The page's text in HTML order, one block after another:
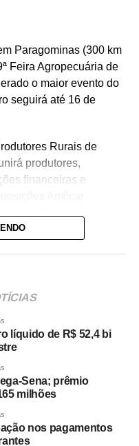
Paragominas (300 km
Feira Agropecuária de
o maior evento do
seguirá até 16 de
Rurais de
produtores,
financeiras e
e apresentação de
conectividade,
à piscicultura e à
nutrição, manejo
leilões e rodeio
e empresas
na região.
líquido de R$ 52,4 bi
Sena; prêmio
milhões
nos pagamentos